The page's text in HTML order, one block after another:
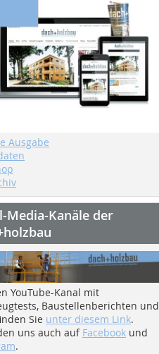
Ausgabe
Media-Kanäle der
YouTube-Kanal mit
Baustellenberichten und
Sie unter diesem Link.
uns auch auf Facebook und
.